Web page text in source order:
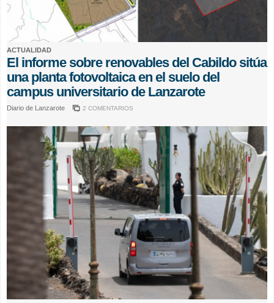
ACTUALIDAD
El informe sobre renovables del Cabildo sitúa
una planta fotovoltaica en el suelo del
campus universitario de Lanzarote
Diario de Lanzarote 2 COMENTARIOS